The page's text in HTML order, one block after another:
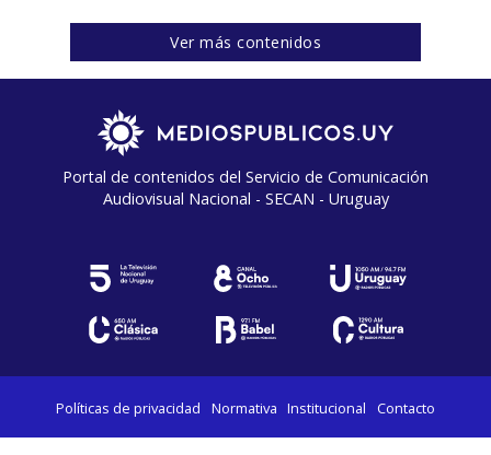
Ver más contenidos
Portal de contenidos del Servicio de Comunicación
Audiovisual Nacional - SECAN - Uruguay
Políticas de privacidad Normativa Institucional Contacto